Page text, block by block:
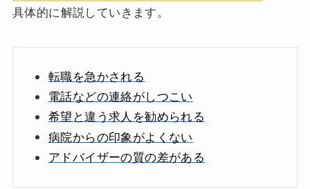
具体的に解説していきます。
転職を急かされる
電話などの連絡がしつこい
希望と違う求人を勧められる
病院からの印象がよくない
アドバイザーの質の差がある